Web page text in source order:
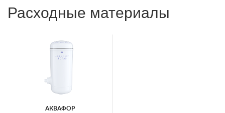
Расходные материалы
АКВАФОР